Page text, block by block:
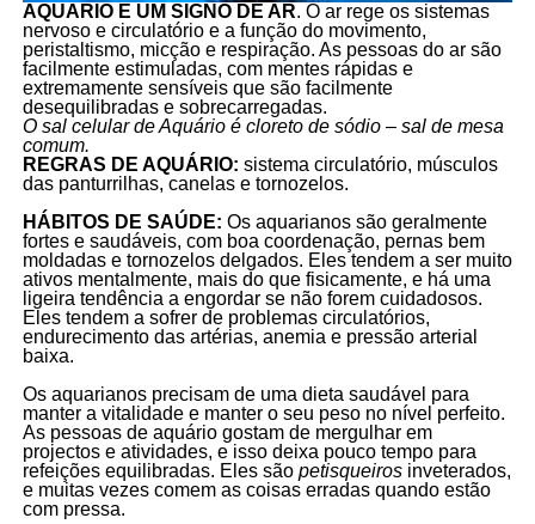
AQUÁRIO É UM SIGNO DE AR. O ar rege os sistemas
nervoso e circulatório e a função do movimento,
peristaltismo, micção e respiração. As pessoas do ar são
facilmente estimuladas, com mentes rápidas e
extremamente sensíveis que são facilmente
desequilibradas e sobrecarregadas.
O sal celular de Aquário é cloreto de sódio – sal de mesa
comum.
REGRAS DE AQUÁRIO: sistema circulatório, músculos
das panturrilhas, canelas e tornozelos.
HÁBITOS DE SAÚDE: Os aquarianos são geralmente
fortes e saudáveis, com boa coordenação, pernas bem
moldadas e tornozelos delgados. Eles tendem a ser muito
ativos mentalmente, mais do que fisicamente, e há uma
ligeira tendência a engordar se não forem cuidadosos.
Eles tendem a sofrer de problemas circulatórios,
endurecimento das artérias, anemia e pressão arterial
baixa.
Os aquarianos precisam de uma dieta saudável para
manter a vitalidade e manter o seu peso no nível perfeito.
As pessoas de aquário gostam de mergulhar em
projectos e atividades, e isso deixa pouco tempo para
refeições equilibradas. Eles são petisqueirosinveterados,
e muitas vezes comem as coisas erradas quando estão
com pressa.